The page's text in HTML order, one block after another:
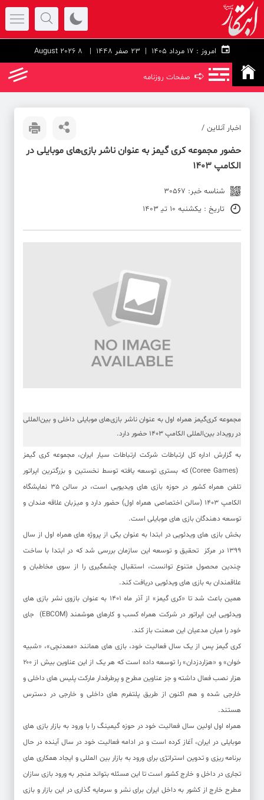
امروز : 23 صفر 1448 | 8 August 2026
➪ صفحات روزنامه
اخبار آنلاین /
حضور مجموعه کری گیمز به عنوان ناشر بازی‌های موبایلی در
الکامپ 1403
شناسه خبر: 30567
تاریخ : یکشنبه 10 تی‍ 1403
مجموعه کری‌گیمز همراه اول به عنوان ناشر بازی‌های موبایلی داخلی و بین‌المللی
در رویداد بین‌المللی الکامپ 1403 حضور دارد.
به گزارش اداره کل ارتباطات شرکت ارتباطات سیار ایران، مجموعه کری گیمز
(Coree Games) که بستری توسعه یافته توسط نخستین و بزرگترین اپراتور
تلفن همراه کشور در حوزه بازی های ویدیویی است، در سالن 35 نمایشگاه
الکامپ 1403 (سالن اختصاصی همراه اول) حضور دارد و میزبان علاقه مندان و
توسعه دهندگان بازی های موبایلی است.
بخش بازی های ویدئویی در ابتدا به عنوان یکی از پروژه های همراه اول از سال
۱۳۹۹ در مرکز تحقیق و توسعه این سازمان بررسی شد که در ابتدا با ساخت
چندین محصول متنوع توانست، استقبال چشمگیری را از سوی مخاطبان و
علاقمندان به بازی های ویدئویی دریافت کند.
همین باعث شد تا «کری گیمز» از آذر ماه ۱۴۰۱ به عنوان بازوی نشر بازی های
ویدئویی این اپراتور در شرکت همراه کسب و کارهای هوشمند (EBCOM) جای
خود را میان مدعیان این صعنت باز کند.
کری گیمز پس از یک سال فعالیت خود، بازی های همانند «معدنچی»، «شبیه
خوان» و «هزاردزدان» را توسعه داده است که هر یک از این عناوین بیش از ۲۰۰
هزار نصب فعال داشته و جز عناوین مطرح و پرطرفدار مارکت پلیس های داخلی و
خارجی شده و هم اکنون از طریق پلتفرم های داخلی و خارجی در دسترس
هستند.
همراه اول اولین سال فعالیت خود در حوزه گیمینگ را با ورود به بازار بازی های
موبایلی در ایران، آغاز کرده است و در ادامه فعالیت خود در سال آینده در حال
برنامه ریزی و تدوین استراتژی برای ورود به بازار بین المللی و ایجاد همکاری های
تجاری در داخل و خارج کشور است تا این مسئله بتواند منجر به ورود بازی سازان
مطرح خارج از کشور به داخل ایران برای نشر و سرمایه گذاری در این بازار و بازی